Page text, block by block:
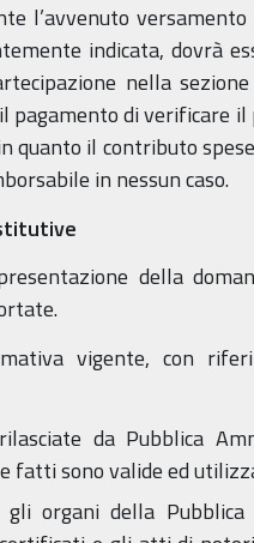
l’avvenuto
indicata, dovrà
nella
di verificare il
quanto il contributo
in nessun caso.
della
vigente, con
da Pubblica
fatti sono valide ed
organi della